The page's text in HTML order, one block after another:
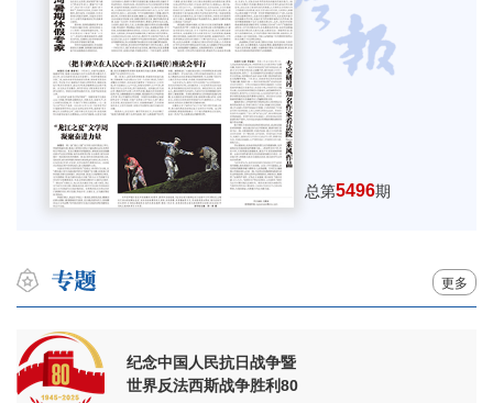
总第5496期
更多
纪念中国人民抗日战争暨
世界反法西斯战争胜利80